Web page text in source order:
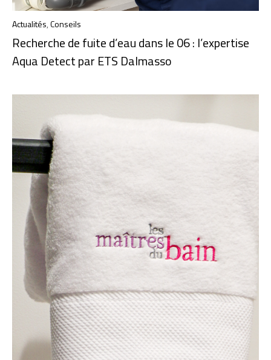
Actualités,Conseils
Recherche de fuite d’eau dans le 06 : l’expertise
Aqua Detect par ETS Dalmasso